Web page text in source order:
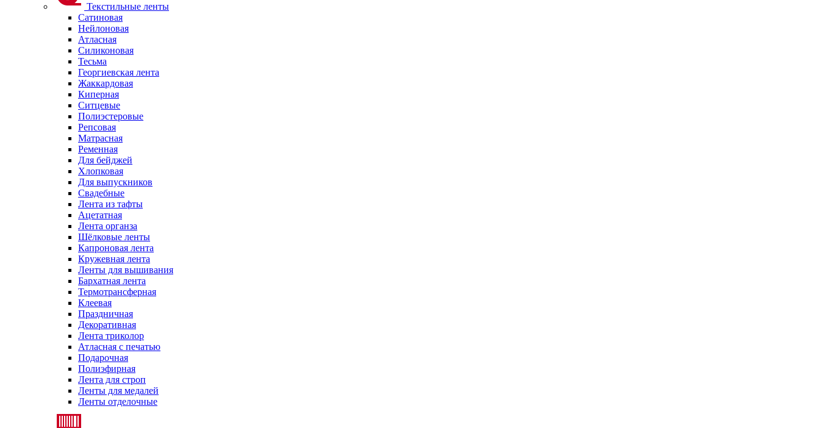
Текстильные ленты
Сатиновая
Нейлоновая
Атласная
Силиконовая
Тесьма
Георгиевская лента
Жаккардовая
Киперная
Ситцевые
Полиэстеровые
Репсовая
Матрасная
Ременная
Для бейджей
Хлопковая
Для выпускников
Свадебные
Лента из тафты
Ацетатная
Лента органза
Шёлковые ленты
Капроновая лента
Кружевная лента
Ленты для вышивания
Бархатная лента
Термотрансферная
Клеевая
Праздничная
Декоративная
Лента триколор
Атласная с печатью
Подарочная
Полиэфирная
Лента для строп
Ленты для медалей
Ленты отделочные